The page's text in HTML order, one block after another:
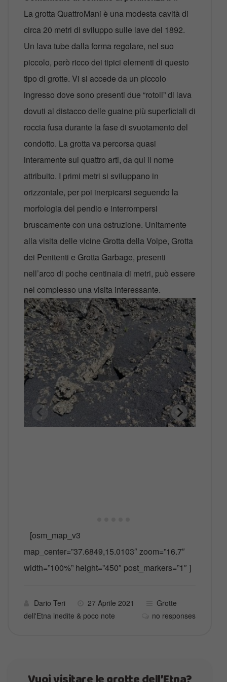
La grotta QuattroMani è una modesta cavità di
circa 20 metri di sviluppo sulle lave del 1892.
Un lava tube dalla forma regolare, nel suo
piccolo, però ricco dei tipici elementi di questo
tipo di grotte. Vi si accede da un piccolo
ingresso dove sono presenti due “rotoli” di lava
dovuti al distacco delle guaine più superficiali di
roccia fusa durante la fase di svuotamento del
condotto. La grotta va percorsa quasi
interamente sui quattro arti, da qui il nome
attribuito. I primi metri si sviluppano in
orizzontale, per poi inerpicarsi seguendo la
morfologia del pendio e interrompersi
bruscamente con una ostruzione. Unitamente
alla visita delle vicine Grotta della Volpe, Grotta
dei Penitenti e Grotta Garbage, presenti
nell’arco di poche centinaia di metri, può essere
nel complesso una visita interessante.
[osm_map_v3
map_center=”37.6849,15.0103″ zoom=”16.7″
width=”100%” height=”450″ post_markers=”1″ ]
Dario Teri 27 Aprile 2021
Grotte
dell'Etna inedite & poco note
no responses